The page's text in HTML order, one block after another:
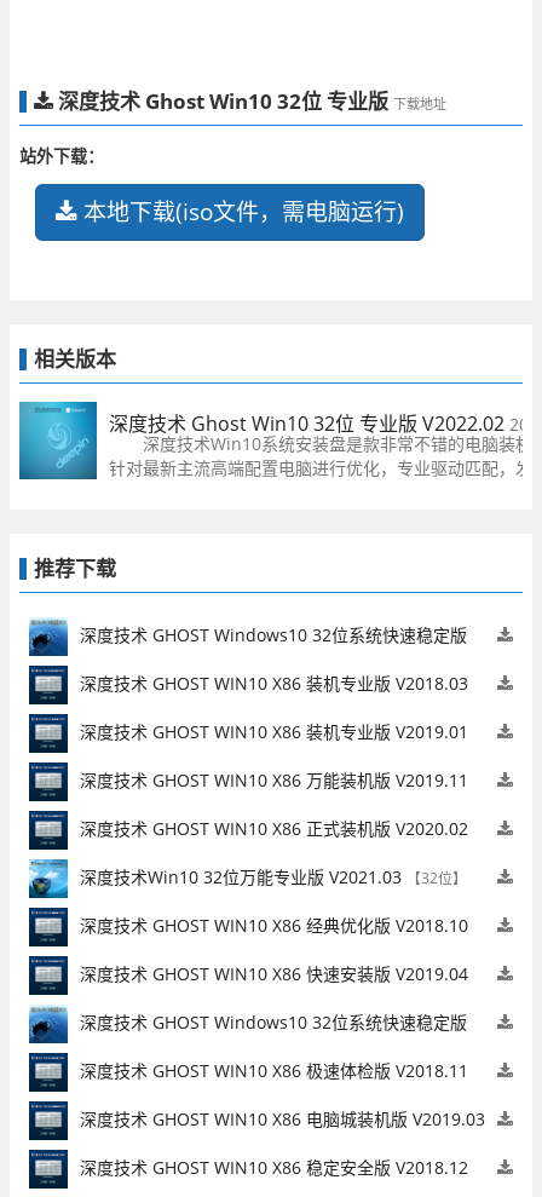
深度技术 Ghost Win10 32位 专业版 下载地址
站外下载：
本地下载(iso文件，需电脑运行)
相关版本
深度技术 Ghost Win10 32位 专业版 V2022.02
深度技术Win10系统安装盘是款非常不错的电脑装机
针对最新主流高端配置电脑进行优化，专业驱动匹配，发
推荐下载
深度技术 GHOST Windows10 32位系统快速稳定版
V2021.01【32位】
深度技术 GHOST WIN10 X86 装机专业版 V2018.03
(32位) 【32位】
深度技术 GHOST WIN10 X86 装机专业版 V2019.01
(32位) 【32位】
深度技术 GHOST WIN10 X86 万能装机版 V2019.11
(32位) 【32位】
深度技术 GHOST WIN10 X86 正式装机版 V2020.02
(32位) 【32位】
深度技术Win10 32位万能专业版 V2021.03 【32位】
深度技术 GHOST WIN10 X86 经典优化版 V2018.10
(32位) 【32位】
深度技术 GHOST WIN10 X86 快速安装版 V2019.04
(32位) 【32位】
深度技术 GHOST Windows10 32位系统快速稳定版
V2021.01【32位】
深度技术 GHOST WIN10 X86 极速体检版 V2018.11
(32位) 【32位】
深度技术 GHOST WIN10 X86 电脑城装机版 V2019.03
(32位) 【32位】
深度技术 GHOST WIN10 X86 稳定安全版 V2018.12